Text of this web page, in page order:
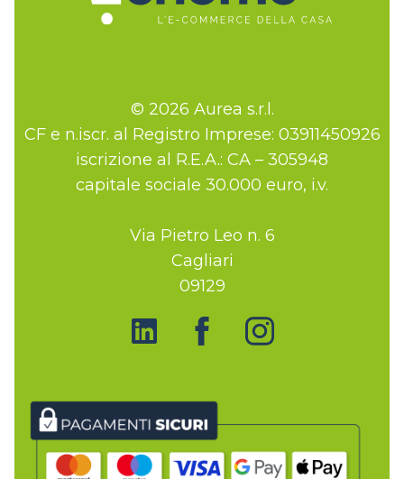
© 2026 Aurea s.r.l.
CF e n.iscr. al Registro Imprese: 03911450926
iscrizione al R.E.A.: CA – 305948
capitale sociale 30.000 euro, i.v.
Via Pietro Leo n. 6
Cagliari
09129